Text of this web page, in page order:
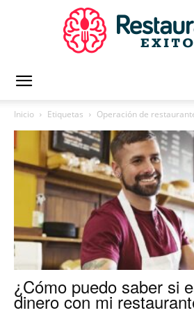
|
Inicio Etiquetas Operación de
¿Cómo puedo saber si
dinero con mi